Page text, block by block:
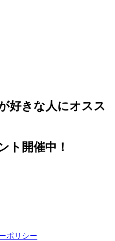
好きな人にオスス
ト開催中！
ポリシー